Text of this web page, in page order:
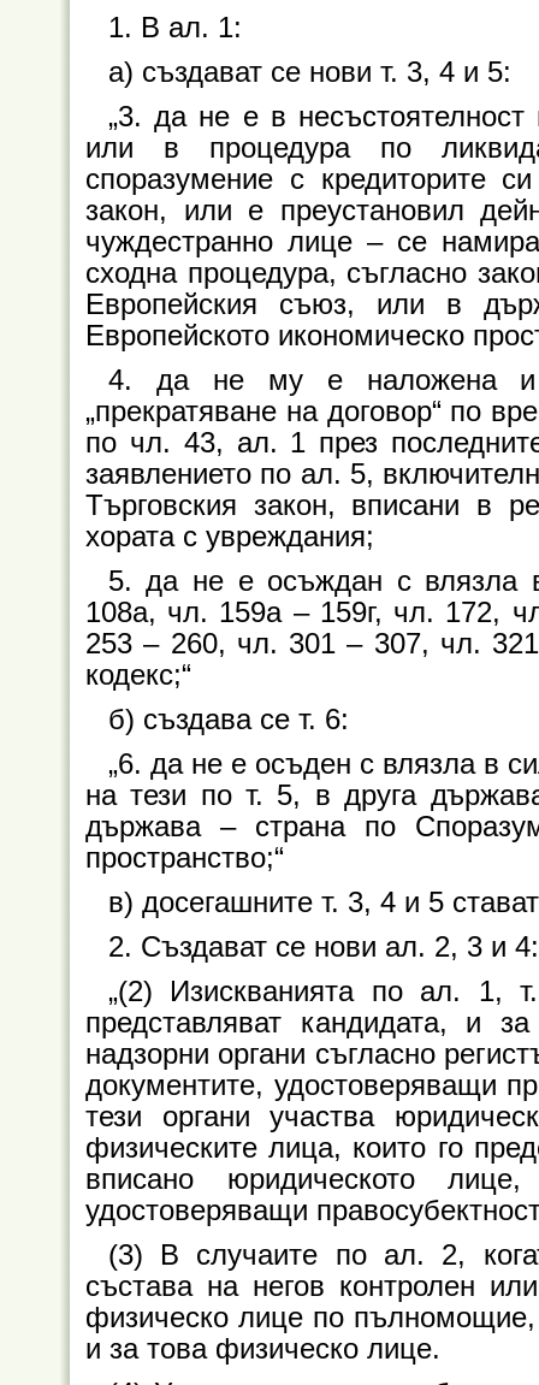
1. В ал. 1:
а) създават се нови т. 3, 4 и 5:
„3. да не е в несъстоятелност
или в процедура по
споразумение с кредиторите
закон, или е преустановил
чуждестранно лице – се
сходна процедура, съгласно
Европейския съюз, или в
Европейското икономическо
4. да не му е наложена и
„прекратяване на договор“ по
по чл. 43, ал. 1 през
заявлението по ал. 5,
Търговския закон, вписани в
хората с увреждания;
5. да не е осъждан с влязла
108а, чл. 159а – 159г, чл. 172,
253 – 260, чл. 301 – 307, чл.
кодекс;“
б) създава се т. 6:
„6. да не е осъден с влязла в
на тези по т. 5, в друга
държава – страна по
пространство;“
в) досегашните т. 3, 4 и 5
2. Създават се нови ал. 2, 3 и 4:
„(2) Изискванията по ал. 1,
представляват кандидата, и
надзорни органи съгласно
документите, удостоверяващи
тези органи участва
физическите лица, които го
вписано юридическото
удостоверяващи
(3) В случаите по ал. 2,
състава на негов контролен
физическо лице по пълномощие,
и за това физическо лице.